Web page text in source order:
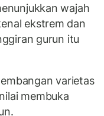
wajah
ekstrem dan
gurun itu
varietas
membuka